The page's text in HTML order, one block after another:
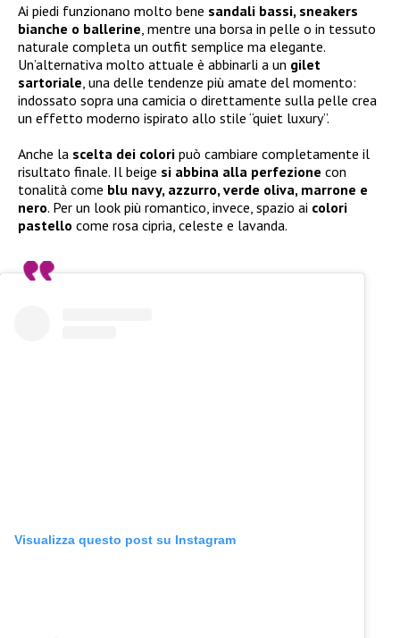
Ai piedi funzionano molto bene sandali bassi, sneakers
bianche o ballerine , mentre una borsa in pelle o in tessuto
naturale completa un outfit semplice ma elegante.
Un’alternativa molto attuale è abbinarli a un gilet
sartoriale , una delle tendenze più amate del momento:
indossato sopra una camicia o direttamente sulla pelle crea
un effetto moderno ispirato allo stile “quiet luxury”.
Anche la scelta dei colori può cambiare completamente il
risultato finale. Il beige si abbina alla perfezione con
tonalità come blu navy, azzurro, verde oliva, marrone e
nero. Per un look più romantico, invece, spazio ai colori
pastello come rosa cipria, celeste e lavanda.
Visualizza questo post su Instagram